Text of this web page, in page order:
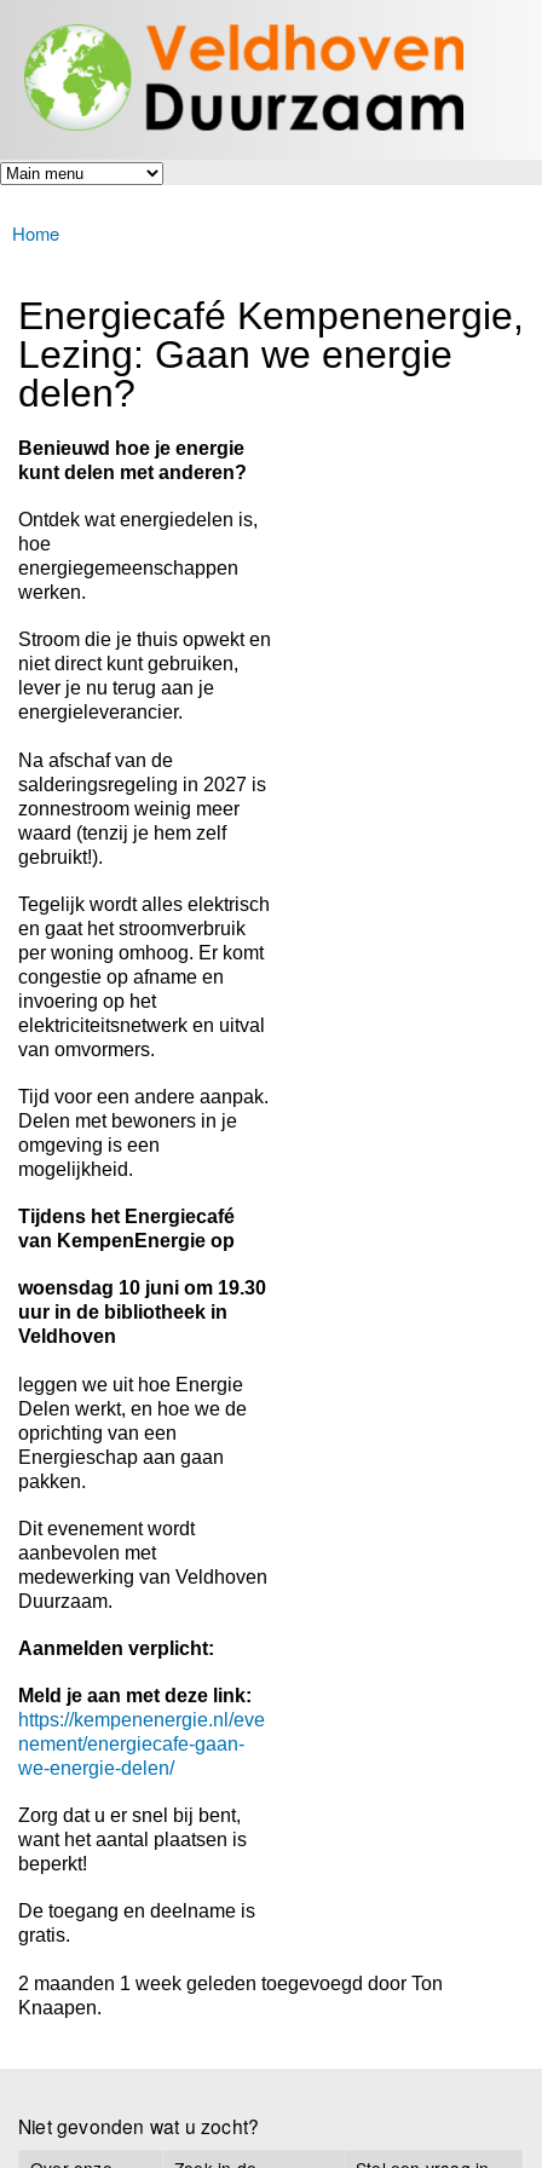
en naar
de inhoud
gaan
Veldhoven
Duurzaam
Energiek
naar de
toekomst
U bent hier
Home
Energiecafé Kempenenergie,
Lezing: Gaan we energie
delen?
Benieuwd hoe je energie
kunt delen met anderen?
Ontdek wat energiedelen is,
hoe
energiegemeenschappen
werken.
Stroom die je thuis opwekt en
niet direct kunt gebruiken,
lever je nu terug aan je
energieleverancier.
Na afschaf van de
salderingsregeling in 2027 is
zonnestroom weinig meer
waard (tenzij je hem zelf
gebruikt!).
Tegelijk wordt alles elektrisch
en gaat het stroomverbruik
per woning omhoog. Er komt
congestie op afname en
invoering op het
elektriciteitsnetwerk en uitval
van omvormers.
Tijd voor een andere aanpak.
Delen met bewoners in je
omgeving is een
mogelijkheid.
Tijdens het Energiecafé
van KempenEnergie op
woensdag 10 juni om 19.30
uur in de bibliotheek in
Veldhoven
leggen we uit hoe Energie
Delen werkt, en hoe we de
oprichting van een
Energieschap aan gaan
pakken.
Dit evenement wordt
aanbevolen met
medewerking van Veldhoven
Duurzaam.
Aanmelden verplicht:
Meld je aan met deze link:
https://kempenenergie.nl/eve
nement/energiecafe-gaan-
we-energie-delen/
Zorg dat u er snel bij bent,
want het aantal plaatsen is
beperkt!
De toegang en deelname is
gratis.
2 maanden 1 week geleden toegevoegd door Ton
Knaapen.
Niet gevonden wat u zocht?